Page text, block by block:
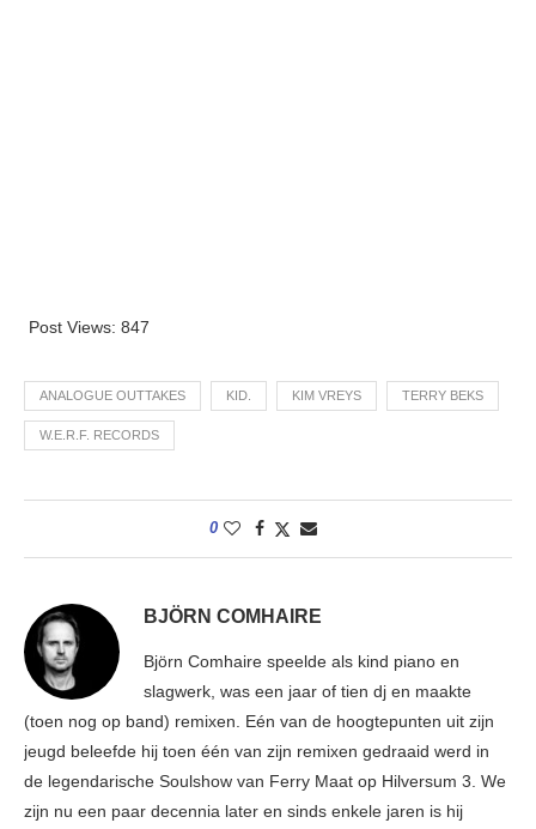
Post Views: 847
ANALOGUE OUTTAKES KID. KIM VREYS TERRY BEKS
W.E.R.F. RECORDS
0
BJÖRN COMHAIRE
Björn Comhaire speelde als kind piano en
slagwerk, was een jaar of tien dj en maakte
(toen nog op band) remixen. Eén van de hoogtepunten uit zijn
jeugd beleefde hij toen één van zijn remixen gedraaid werd in
de legendarische Soulshow van Ferry Maat op Hilversum 3. We
zijn nu een paar decennia later en sinds enkele jaren is hij